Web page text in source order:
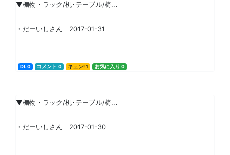
▼棚物・ラック/机･テーブル/椅...
・だーいしさん 2017-01-31
DL 0 コメント 0 キュン! 1 お気に入り 0
▼棚物・ラック/机･テーブル/椅...
・だーいしさん 2017-01-30